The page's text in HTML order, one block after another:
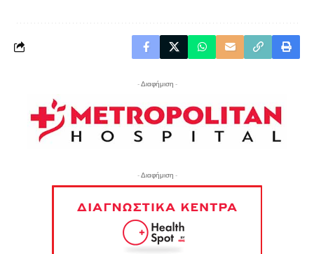
- Διαφήμιση -
- Διαφήμιση -